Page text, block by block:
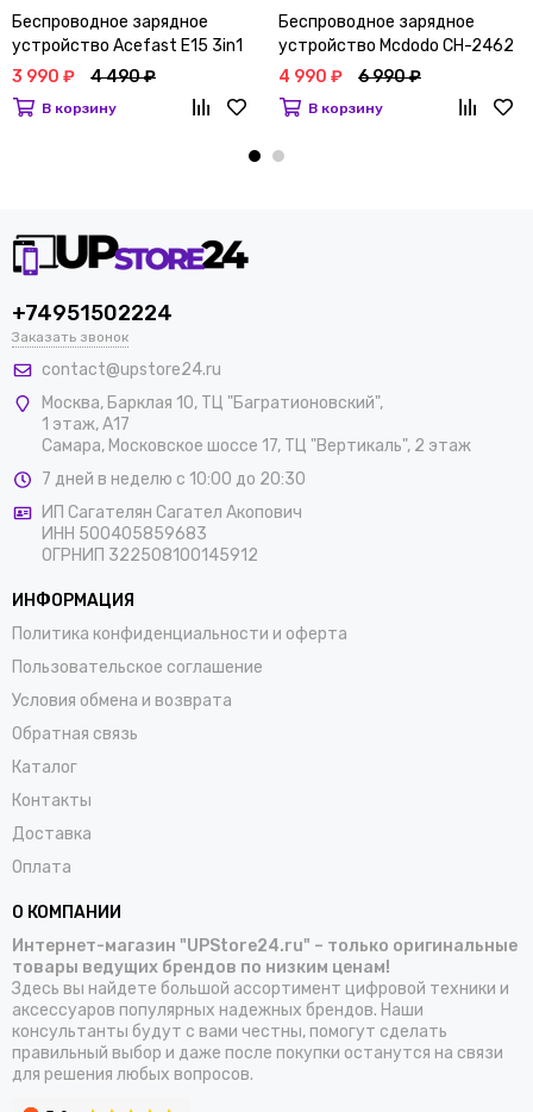
Беспроводное зарядное
устройство Acefast E15 3in1
Белый
3 990 ₽ 4 490 ₽
В корзину
Беспроводное зарядное
устройство Mcdodo CH-2462
3in1 Черный
4 990 ₽ 6 990 ₽
В корзину
+74951502224
Заказать звонок
contact@upstore24.ru
Москва, Барклая 10, ТЦ "Багратионовский",
1 этаж, А17
Самара, Московское шоссе 17, ТЦ "Вертикаль", 2 этаж
7 дней в неделю с 10:00 до 20:30
ИП Сагателян Сагател Акопович
ИНН 500405859683
ОГРНИП 322508100145912
ИНФОРМАЦИЯ
Политика конфиденциальности и оферта
Пользовательское соглашение
Условия обмена и возврата
Обратная связь
Каталог
Контакты
Доставка
Оплата
О КОМПАНИИ
Интернет-магазин "UPStore24.ru" – только оригинальные
товары ведущих брендов по низким ценам!
Здесь вы найдете большой ассортимент цифровой техники и
аксессуаров популярных надежных брендов. Наши
консультанты будут с вами честны, помогут сделать
правильный выбор и даже после покупки останутся на связи
для решения любых вопросов.